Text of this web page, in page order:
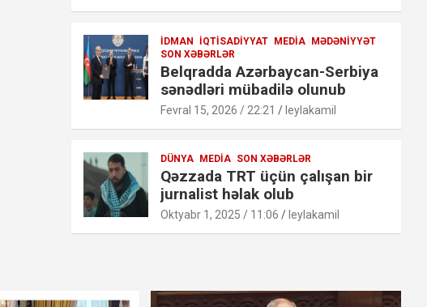
İDMAN İQTISADIYYAT MEDIA MƏDƏNIYYƏT
SON XƏBƏRLƏR
Belqradda Azərbaycan-Serbiya
sənədləri mübadilə olunub
Fevral 15, 2026 / 22:21 leylakamil
DÜNYA MEDIA SON XƏBƏRLƏR
Qəzzada TRT üçün çalışan bir
jurnalist həlak olub
Oktyabr 1, 2025 / 11:06 leylakamil